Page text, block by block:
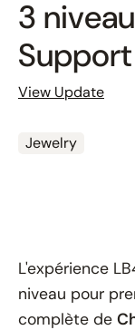
3
View Update
Jewelry
L'expérience
niveau pour
complète de